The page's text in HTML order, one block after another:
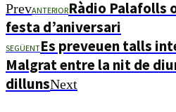
PrevANTERIORRàdio Palafolls
festa d’aniversari
SEGÜENTEs preveuen talls
Malgrat entre la nit de
dillunsNext